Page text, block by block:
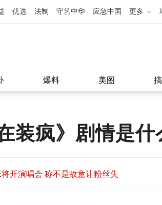
优选 法制 守艺中华 应急中国 更多
爆料 美图
装疯》剧情是
开演唱会 称不是故意让粉丝失
开演唱会 称不是故意让粉丝失